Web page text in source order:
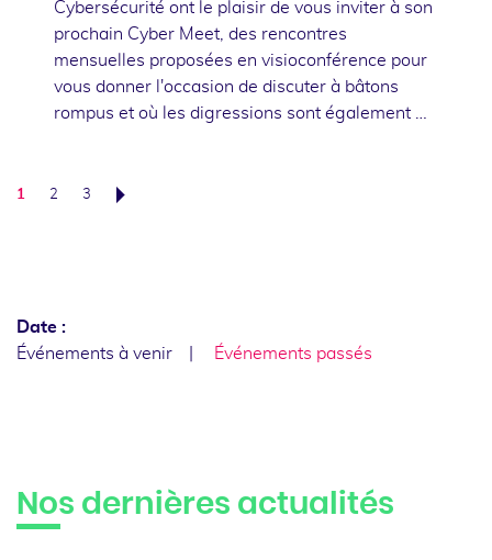
Cybersécurité ont le plaisir de vous inviter à son
prochain Cyber Meet, des rencontres
mensuelles proposées en visioconférence pour
vous donner l'occasion de discuter à bâtons
rompus et où les digressions sont également …
1 2 3
Date :
Événements à venir
Événements passés
Nos dernières actualités